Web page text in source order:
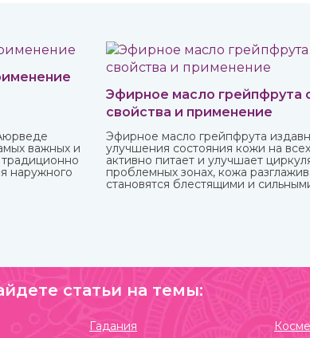
важных и
наружного
Эфирное масло грейпфрута
свойства и применение
Эфирное масло грейпфрута
улучшения состояния кожи на
активно питает и улучшает
проблемных зонах, кожа
становятся блестящими и
статьи на темы:
Гадания